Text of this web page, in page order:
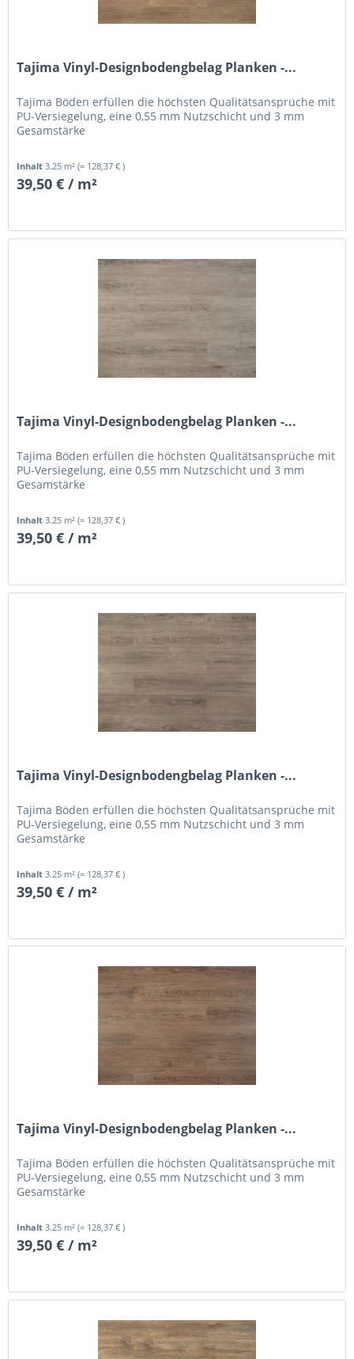
Tajima Vinyl-Designbodengbelag Planken -...
Tajima Böden erfüllen die höchsten Qualitätsansprüche mit
PU-Versiegelung, eine 0,55 mm Nutzschicht und 3 mm
Gesamstärke
Inhalt3.25 m²(= 128,37 € )
39,50 € / m²
Tajima Vinyl-Designbodengbelag Planken -...
Tajima Böden erfüllen die höchsten Qualitätsansprüche mit
PU-Versiegelung, eine 0,55 mm Nutzschicht und 3 mm
Gesamstärke
Inhalt 3.25 m²(= 128,37 € )
39,50 € / m²
Tajima Vinyl-Designbodengbelag Planken -...
Tajima Böden erfüllen die höchsten Qualitätsansprüche mit
PU-Versiegelung, eine 0,55 mm Nutzschicht und 3 mm
Gesamstärke
Inhalt 3.25 m²(= 128,37 € )
39,50 € / m²
Tajima Vinyl-Designbodengbelag Planken -...
Tajima Böden erfüllen die höchsten Qualitätsansprüche mit
PU-Versiegelung, eine 0,55 mm Nutzschicht und 3 mm
Gesamstärke
Inhalt3.25 m²(= 128,37 € )
39,50 € / m²